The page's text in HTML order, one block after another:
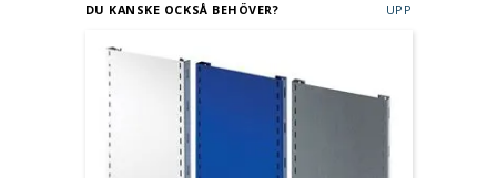
DU KANSKE OCKSÅ BEHÖVER? UPP